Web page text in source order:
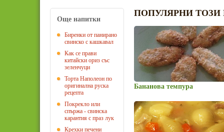
Още напитки
Биренки от панирано
свинско с кашкавал
Как се прави
китайски ориз със
зеленчуци
Торта Наполеон по
оригинална руска
рецепта
Покрекло или
спържа - свинска
карантия с праз лук
Крехки печени
ПОПУЛЯРНИ ТОЗИ
Бананова темпура